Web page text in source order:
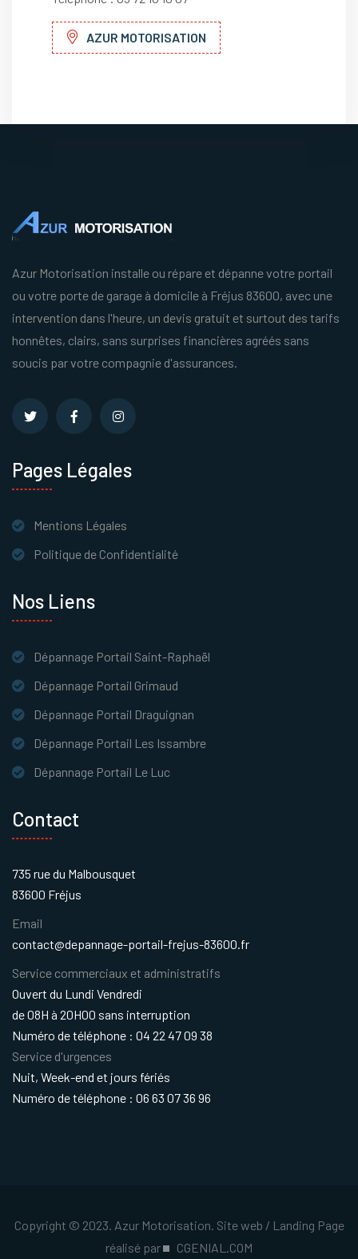
AZUR MOTORISATION
Azur Motorisation installe ou répare et dépanne votre portail
ou votre porte de garage à domicile à Fréjus 83600, avec une
intervention dans l'heure, un devis gratuit et surtout des tarifs
honnêtes, clairs, sans surprises financières agréés sans
soucis par votre compagnie d'assurances.
Pages Légales
Mentions Légales
Politique de Confidentialité
Nos Liens
Dépannage Portail Saint-Raphaël
Dépannage Portail Grimaud
Dépannage Portail Draguignan
Dépannage Portail Les Issambre
Dépannage Portail Le Luc
Contact
735 rue du Malbousquet
83600 Fréjus
Email
contact@depannage-portail-frejus-83600.fr
Service commerciaux et administratifs
Ouvert du Lundi Vendredi
de 08H à 20H00 sans interruption
Numéro de téléphone : 04 22 47 09 38
Service d'urgences
Nuit, Week-end et jours fériés
Numéro de téléphone : 06 63 07 36 96
Copyright © 2023. Azur Motorisation. Site web / Landing Page
réalisé par
CGENIAL.COM